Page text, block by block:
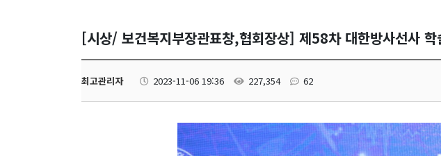
[시상/ 보건복지부장관표창,협회장상] 제58차 대한방사선사
최고관리자 2023-11-06 19:36 227,354 62